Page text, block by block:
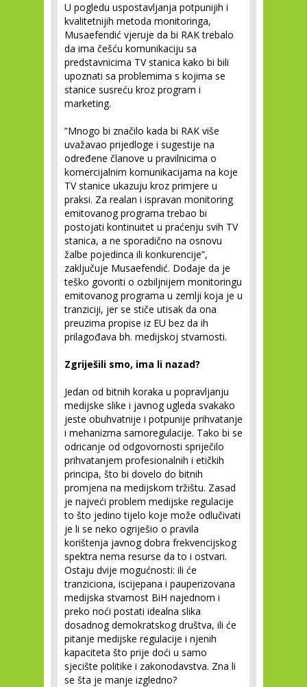
U pogledu uspostavljanja potpunijih i
kvalitetnijih metoda monitoringa,
Musaefendić vjeruje da bi RAK trebalo
da ima češću komunikaciju sa
predstavnicima TV stanica kako bi bili
upoznati sa problemima s kojima se
stanice susreću kroz program i
marketing.
“Mnogo bi značilo kada bi RAK više
uvažavao prijedloge i sugestije na
određene članove u pravilnicima o
komercijalnim komunikacijama na koje
TV stanice ukazuju kroz primjere u
praksi. Za realan i ispravan monitoring
emitovanog programa trebao bi
postojati kontinuitet u praćenju svih TV
stanica, a ne sporadično na osnovu
žalbe pojedinca ili konkurencije”,
zaključuje Musaefendić. Dodaje da je
teško govoriti o ozbiljnijem monitoringu
emitovanog programa u zemlji koja je u
tranziciji, jer se stiče utisak da ona
preuzima propise iz EU bez da ih
prilagođava bh. medijskoj stvarnosti.
Zgriješili smo, ima li nazad?
Jedan od bitnih koraka u popravljanju
medijske slike i javnog ugleda svakako
jeste obuhvatnije i potpunije prihvatanje
i mehanizma samoregulacije. Tako bi se
odricanje od odgovornosti spriječilo
prihvatanjem profesionalnih i etičkih
principa, što bi dovelo do bitnih
promjena na medijskom tržištu. Zasad
je najveći problem medijske regulacije
to što jedino tijelo koje može odlučivati
je li se neko ogriješio o pravila
korištenja javnog dobra frekvencijskog
spektra nema resurse da to i ostvari.
Ostaju dvije mogućnosti: ili će
tranziciona, iscijepana i pauperizovana
medijska stvarnost BiH najednom i
preko noći postati idealna slika
dosadnog demokratskog društva, ili će
pitanje medijske regulacije i njenih
kapaciteta što prije doći u samo
sjecište politike i zakonodavstva. Zna li
se šta je manje izgledno?